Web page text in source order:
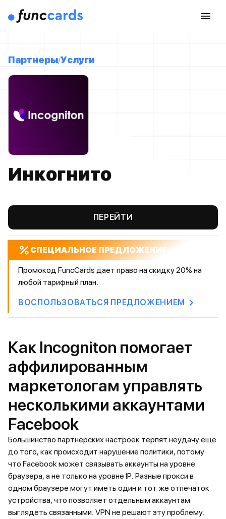
Партнеры Услуги
Инкогнито
ПЕРЕЙТИ
СПЕЦИАЛЬНОЕ ПРЕДЛОЖЕНИЕ
Промокод FuncCards дает право на скидку 20% на
любой тарифный план.
ВОСПОЛЬЗОВАТЬСЯ ПРЕДЛОЖЕНИЕМ
Как Incogniton помогает
аффилированным
маркетологам управлять
несколькими аккаунтами
Facebook
Большинство партнерских настроек терпят неудачу еще
до того, как происходит нарушение политики, потому
что Facebook может связывать аккаунты на уровне
браузера, а не только на уровне IP. Разные прокси в
одном браузере могут иметь один и тот же отпечаток
устройства, что позволяет отдельным аккаунтам
выглядеть связанными. VPN не решают эту проблему.